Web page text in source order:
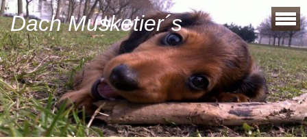
Dach Musketier´s